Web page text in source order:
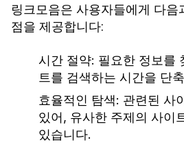
링크모음은 사용자들에게 다음
점을 제공합니다:
시간 절약: 필요한 정보를
트를 검색하는 시간을 단
효율적인 탐색: 관련된 사
있어, 유사한 주제의 사이
있습니다.